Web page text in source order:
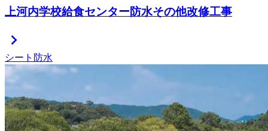
上河内学校給食センター防水その他改修工事
chevron_right
シート防水